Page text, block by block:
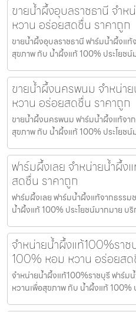
ขายน้ำผึ้งอุบลราชธานี จำ
หวาน อร่อยสดชื่น ราคาถูก
ขายน้ำผึ้งอุบลราชธานี ฟาร์มน้ำผึ้งแ
สุขภาพ กับ น้ำผึ้งแท้ 100% ประโยชน์
ขายน้ำผึ้งนครพนม จำหน่า
หวาน อร่อยสดชื่น ราคาถูก
ขายน้ำผึ้งนครพนม ฟาร์มน้ำผึ้งแท้จา
สุขภาพ กับ น้ำผึ้งแท้ 100% ประโยชน์
ฟาร์มผึ้งเลย จำหน่ายน้ำผึ้
สดชื่น ราคาถูก
ฟาร์มผึ้งเลย ฟาร์มน้ำผึ้งแท้จากธรร
น้ำผึ้งแท้ 100% ประโยชน์มากมาย บ
จำหน่ายน้ำผึ้งแท้100%รา
100% หอม หวาน อร่อยส
จำหน่ายน้ำผึ้งแท้100%ราชบุรี ฟาร์ม
หวานเพื่อสุขภาพ กับ น้ำผึ้งแท้ 100%